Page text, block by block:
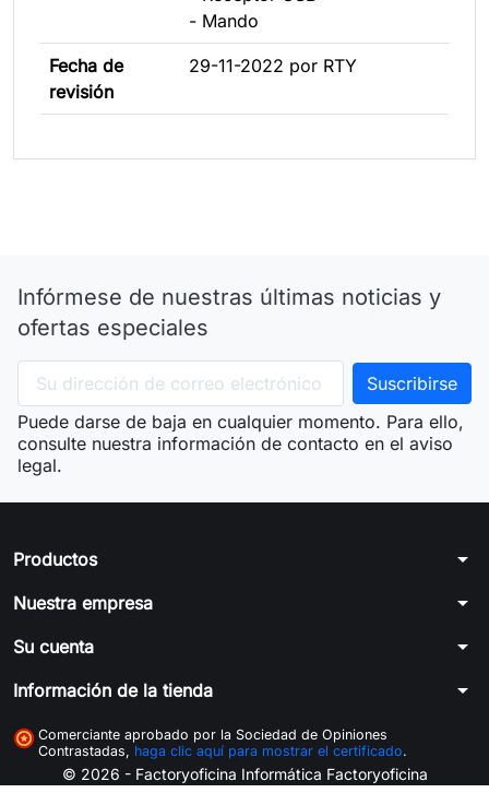
- Mando
Fecha de
revisión
29-11-2022 por RTY
Infórmese de nuestras últimas noticias y
ofertas especiales
Puede darse de baja en cualquier momento. Para ello,
consulte nuestra información de contacto en el aviso
legal.
Productos arrow_drop_down
Nuestra empresa arrow_drop_down
Su cuenta arrow_drop_down
Información de la tienda arrow_drop_down
Comerciante aprobado por la Sociedad de Opiniones
Contrastadas, haga clic aquí para mostrar el certificado.
© 2026 - Factoryoficina Informática Factoryoficina